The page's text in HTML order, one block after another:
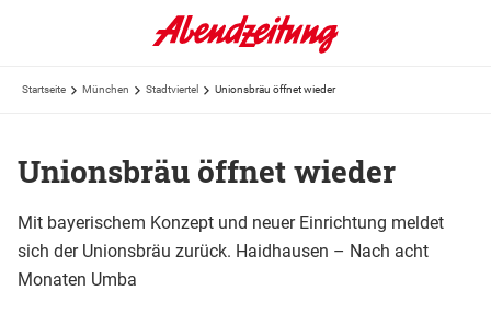
Startseite München Stadtviertel Unionsbräu öffnet wieder
Unionsbräu öffnet wieder
Mit bayerischem Konzept und neuer Einrichtung meldet
sich der Unionsbräu zurück. Haidhausen – Nach acht
Monaten Umba